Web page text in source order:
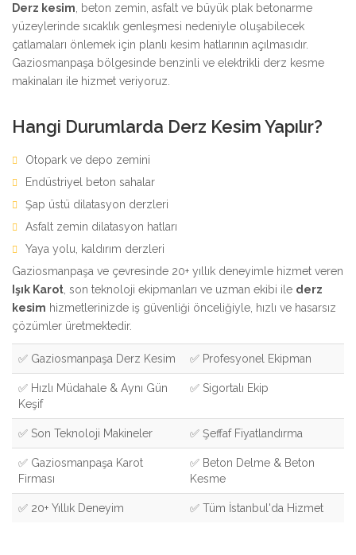
Derz kesim , beton zemin, asfalt ve büyük plak betonarme
yüzeylerinde sıcaklık genleşmesi nedeniyle oluşabilecek
çatlamaları önlemek için planlı kesim hatlarının açılmasıdır.
Gaziosmanpaşa bölgesinde benzinli ve elektrikli derz kesme
makinaları ile hizmet veriyoruz.
Hangi Durumlarda Derz Kesim Yapılır?
Otopark ve depo zemini
Endüstriyel beton sahalar
Şap üstü dilatasyon derzleri
Asfalt zemin dilatasyon hatları
Yaya yolu, kaldırım derzleri
Gaziosmanpaşa ve çevresinde 20+ yıllık deneyimle hizmet veren
Işık Karot , son teknoloji ekipmanları ve uzman ekibi ile derz
kesim hizmetlerinizde iş güvenliği önceliğiyle, hızlı ve hasarsız
çözümler üretmektedir.
✅ Gaziosmanpaşa Derz Kesim ✅ Profesyonel Ekipman
✅ Hızlı Müdahale & Aynı Gün
Keşif
✅ Sigortalı Ekip
✅ Son Teknoloji Makineler ✅ Şeffaf Fiyatlandırma
✅ Gaziosmanpaşa Karot
Firması
✅ Beton Delme & Beton
Kesme
✅ 20+ Yıllık Deneyim ✅ Tüm İstanbul'da Hizmet